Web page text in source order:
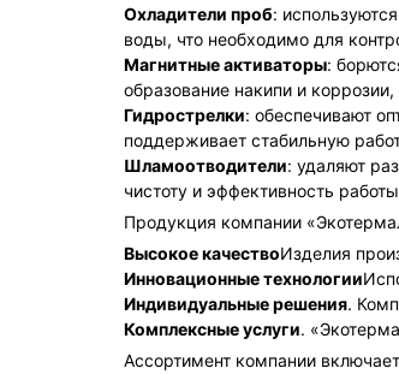
Охладители проб:
воды, что необходимо для
Магнитные активаторы:
образование накипи и
Гидрострелки: обеспечивают
поддерживает стабильную
Шламоотводители: удаляют
чистоту и эффективность
Продукция компании
Высокое качествоИзделия
Инновационные технологии
Индивидуальные решения.
Комплексные услуги.
Ассортимент компании